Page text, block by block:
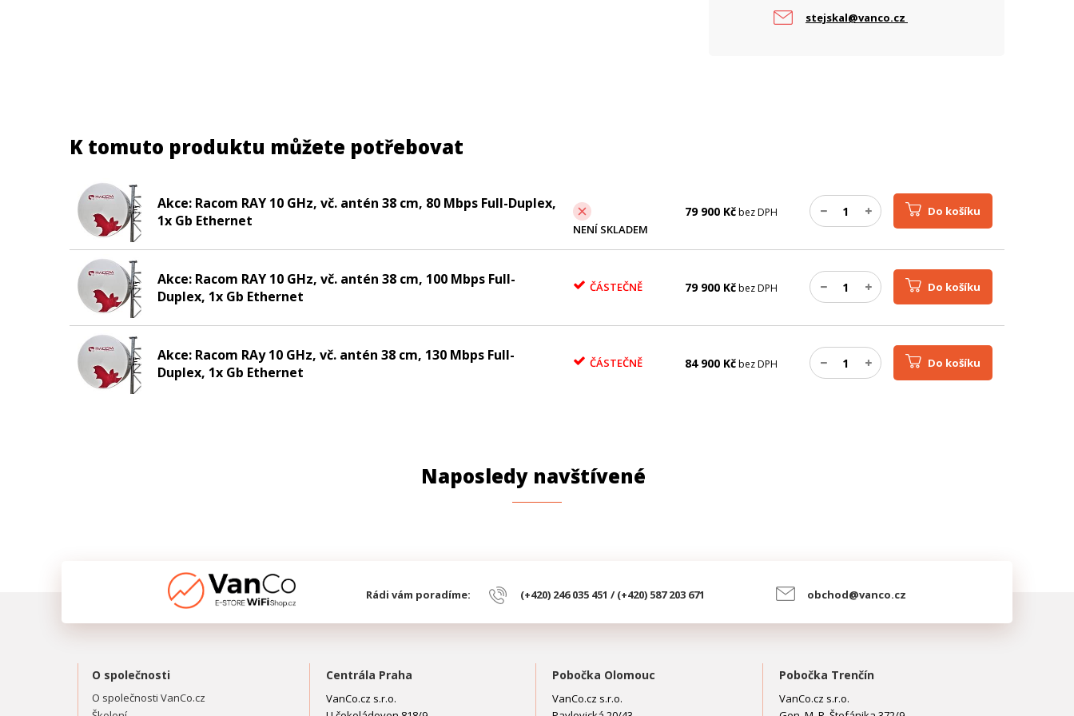
PARAMETRY POE
stejskal@vanco.cz
K tomuto produktu můžete potřebovat
Akce: Racom RAY 10 GHz, vč. antén 38 cm, 80 Mbps Full-Duplex,
1x Gb Ethernet
NENÍ SKLADEM
79 900 Kčbez DPH Do košíku
Akce: Racom RAY 10 GHz, vč. antén 38 cm, 100 Mbps Full-
Duplex, 1x Gb Ethernet
ČÁSTEČNĚ 79 900 Kčbez DPH Do košíku
Akce: Racom RAy 10 GHz, vč. antén 38 cm, 130 Mbps Full-
Duplex, 1x Gb Ethernet
ČÁSTEČNĚ 84 900 Kčbez DPH Do košíku
Naposledy navštívené
Rádi vám poradíme: (+420) 246 035 451 / (+420) 587 203 671 obchod@vanco.cz
O společnosti
O společnosti VanCo.cz
Centrála Praha
VanCo.cz s.r.o.
Pobočka Olomouc
VanCo.cz s.r.o.
Pobočka Trenčín
VanCo.cz s.r.o.